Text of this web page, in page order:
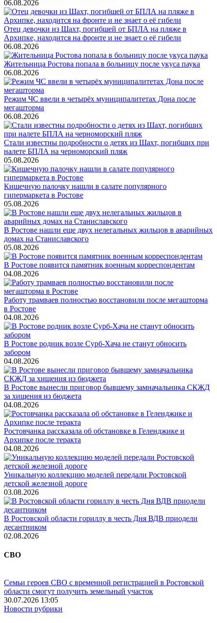
06.08.2026
Отец девочки из Шахт, погибшей от БПЛА на пляже в
Архипке, находится на фронте и не знает о её гибели
06.08.2026
Жительница Ростова попала в больницу после укуса паука
06.08.2026
Режим ЧС ввели в четырёх муниципалитетах Дона после
мегашторма
06.08.2026
Стали известны подробности о детях из Шахт, погибших при
налете БПЛА на черноморский пляж
05.08.2026
Кишечную палочку нашли в салате популярного
гипермаркета в Ростове
05.08.2026
В Ростове нашли еще двух нелегальных жильцов в аварийных
домах на Станиславского
05.08.2026
В Ростове появится памятник военным корреспондентам
04.08.2026
Работу трамваев полностью восстановили после мегашторма
в Ростове
04.08.2026
В Ростове родник возле Сурб-Хача не станут обносить
забором
04.08.2026
В Ростове вынесли приговор бывшему замначальника СКЖД
за хищения из бюджета
04.08.2026
Ростовчанка рассказала об обстановке в Геленджике и
Архипке после теракта
04.08.2026
Уникальную коллекцию моделей передали Ростовской
детской железной дороге
03.08.2026
В Ростовской области гориллу в честь Дня ВДВ приодели
десантником
02.08.2026
СВО
Семьи героев СВО с временной регистрацией в Ростовской
области смогут получить земельный участок
30.07.2026 13:05
Новости рубрики